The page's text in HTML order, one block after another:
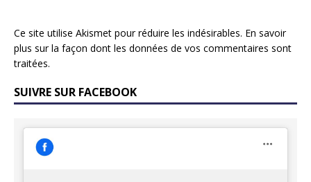
Ce site utilise Akismet pour réduire les indésirables. En savoir
plus sur la façon dont les données de vos commentaires sont
traitées.
SUIVRE SUR FACEBOOK